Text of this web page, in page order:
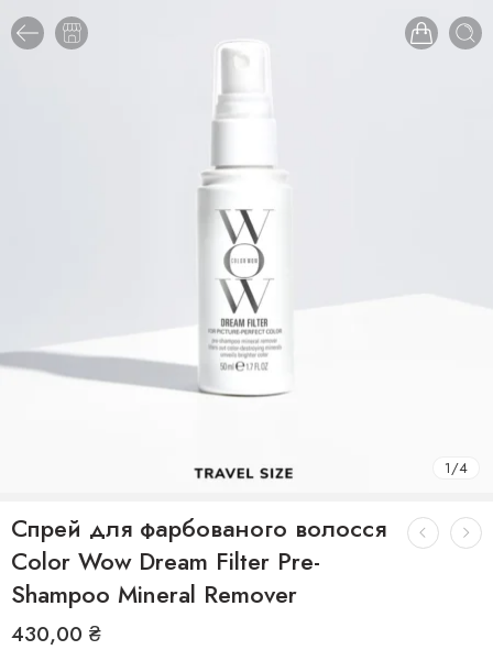
1/4
Спрей для фарбованого волосся
Color Wow Dream Filter Pre-
Shampoo Mineral Remover
430,00 ₴